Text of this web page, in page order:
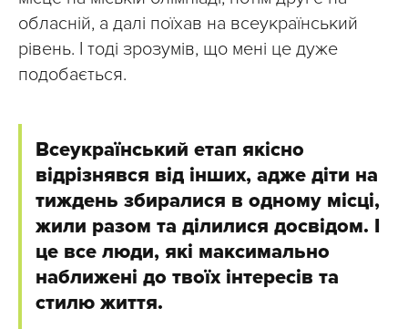
обласній, а далі поїхав на всеукраїнський
рівень. І тоді зрозумів, що мені це дуже
подобається.
Всеукраїнський етап якісно
відрізнявся від інших, адже діти на
тиждень збиралися в одному місці,
жили разом та ділилися досвідом. І
це все люди, які максимально
наближені до твоїх інтересів та
стилю життя.